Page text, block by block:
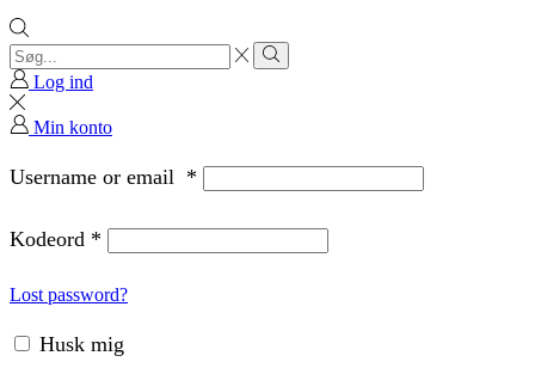
Search
input
Search
Log ind
Min konto
Username or email *
Kodeord *
Lost password?
Husk mig